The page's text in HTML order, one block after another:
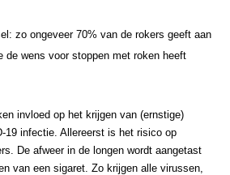
zo ongeveer 70% van de rokers geeft aan
de wens voor stoppen met roken heeft
invloed op het krijgen van (ernstige)
19 infectie. Allereerst is het risico op
De afweer in de longen wordt aangetast
van een sigaret. Zo krijgen alle virussen,